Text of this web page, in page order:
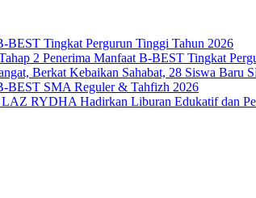
BEST Tingkat Pergurun Tinggi Tahun 2026
2 Penerima Manfaat B-BEST Tingkat
Berkat Kebaikan Sahabat, 28 Siswa Baru
BEST SMA Reguler & Tahfizh 2026
RYDHA Hadirkan Liburan Edukatif dan